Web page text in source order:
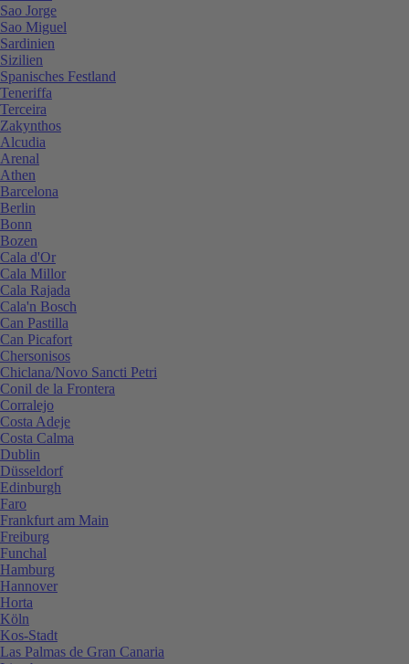
Sao Jorge
Sao Miguel
Sardinien
Sizilien
Spanisches Festland
Teneriffa
Terceira
Zakynthos
Alcudia
Arenal
Athen
Barcelona
Berlin
Bonn
Bozen
Cala d'Or
Cala Millor
Cala Rajada
Cala'n Bosch
Can Pastilla
Can Picafort
Chersonisos
Chiclana/Novo Sancti Petri
Conil de la Frontera
Corralejo
Costa Adeje
Costa Calma
Dublin
Düsseldorf
Edinburgh
Faro
Frankfurt am Main
Freiburg
Funchal
Hamburg
Hannover
Horta
Köln
Kos-Stadt
Las Palmas de Gran Canaria